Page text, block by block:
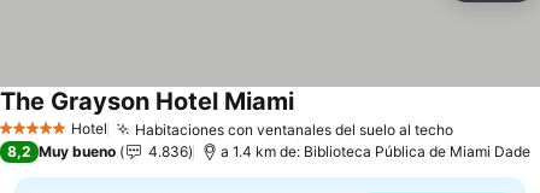
5 Estrellas Hotel Habitaciones con ventanales del suelo al techoVer
The Grayson Hotel MiamiVer precios
8,2 Muy bueno 4.836 a 1.4 km de: Biblioteca Pública de Miami Dade